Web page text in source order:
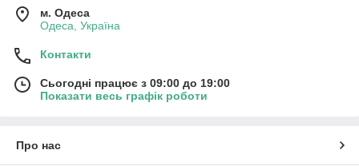
м. Одеса
Одеса, Україна
Контакти
Сьогодні працює з 09:00 до 19:00
Показати весь графік роботи
Про нас